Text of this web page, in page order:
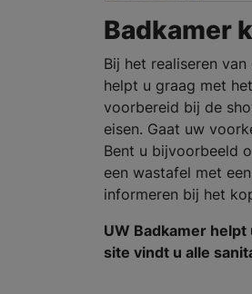
Badkamer
Bij het realiseren
helpt u graag met
voorbereid bij de
eisen. Gaat uw
Bent u bijvoorbeeld
een wastafel met
informeren bij het
UW Badkamer
site vindt u alle